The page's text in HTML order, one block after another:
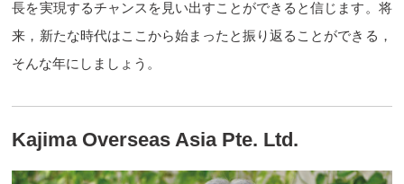
長を実現するチャンスを見い出すことができると信じます。将
来，新たな時代はここから始まったと振り返ることができる，
そんな年にしましょう。
Kajima Overseas Asia Pte. Ltd.